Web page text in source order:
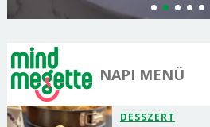
NAPI MENÜ
DESSZERT